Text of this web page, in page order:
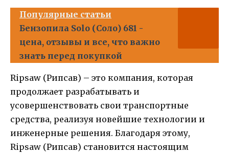
Популярные статьи
Бензопила Solo (Соло) 681 -
цена, отзывы и все, что важно
знать перед покупкой
Ripsaw (Рипсав) – это компания, которая
продолжает разрабатывать и
усовершенствовать свои транспортные
средства, реализуя новейшие технологии и
инженерные решения. Благодаря этому,
Ripsaw (Рипсав) становится настоящим